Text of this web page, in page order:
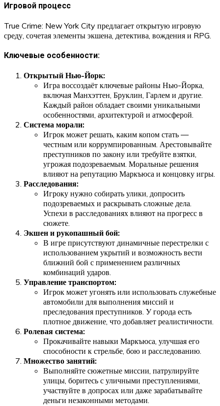
Игровой процесс
True Crime: New York City предлагает открытую игровую
среду, сочетая элементы экшена, детектива, вождения и RPG.
Ключевые особенности:
Открытый Нью-Йорк:
Игра воссоздаёт ключевые районы Нью-Йорка,
включая Манхэттен, Бруклин, Гарлем и другие.
Каждый район обладает своими уникальными
особенностями, архитектурой и атмосферой.
Система морали:
Игрок может решать, каким копом стать —
честным или коррумпированным. Арестовывайте
преступников по закону или требуйте взятки,
угрожая подозреваемым. Моральные решения
влияют на репутацию Маркъюса и концовку игры.
Расследования:
Игроку нужно собирать улики, допросить
подозреваемых и раскрывать сложные дела.
Успехи в расследованиях влияют на прогресс в
сюжете.
Экшен и рукопашный бой:
В игре присутствуют динамичные перестрелки с
использованием укрытий и возможность вести
ближний бой с применением различных
комбинаций ударов.
Управление транспортом:
Игрок может угонять или использовать служебные
автомобили для выполнения миссий и
преследования преступников. У города есть
плотное движение, что добавляет реалистичности.
Ролевая система:
Прокачивайте навыки Маркъюса, улучшая его
способности к стрельбе, бою и расследованию.
Множество занятий:
Выполняйте сюжетные миссии, патрулируйте
улицы, боритесь с уличными преступлениями,
участвуйте в допросах или даже зарабатывайте
деньги незаконными методами.